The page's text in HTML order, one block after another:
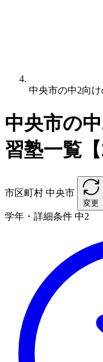
中央市の中2向
中央市の
習塾一覧【
市区町村 中央市
変更
学年・詳細条件 中2